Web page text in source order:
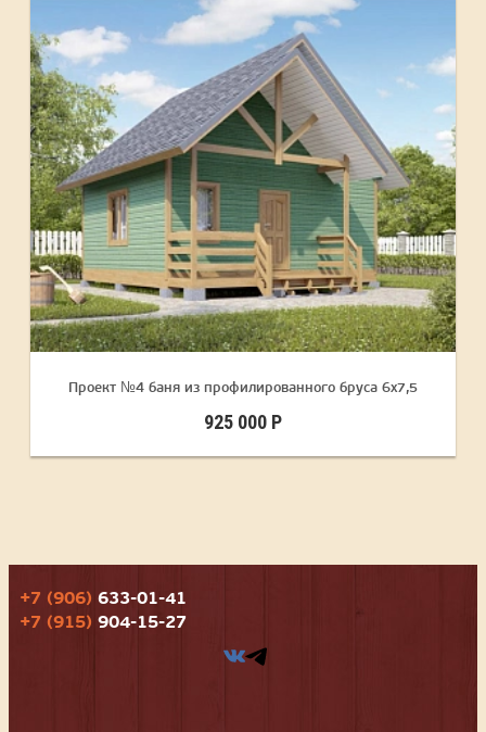
Проект №4 баня из профилированного бруса 6х7,5
925 000 Р
+7 (906) 633-01-41
+7 (915) 904-15-27